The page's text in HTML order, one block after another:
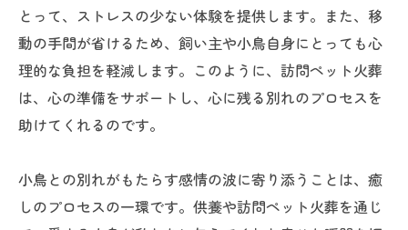
とって、ストレスの少ない体験を提供します。また、移
動の手間が省けるため、飼い主や小鳥自身にとっても心
理的な負担を軽減します。このように、訪問ペット火葬
は、心の準備をサポートし、心に残る別れのプロセスを
助けてくれるのです。
小鳥との別れがもたらす感情の波に寄り添うことは、癒
しのプロセスの一環です。供養や訪問ペット火葬を通じ